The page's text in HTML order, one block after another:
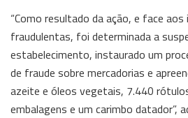
“Como resultado da ação, e face
fraudulentas, foi determinada a
estabelecimento, instaurado um
de fraude sobre mercadorias e
azeite e óleos vegetais, 7.440
embalagens e um carimbo datador”,